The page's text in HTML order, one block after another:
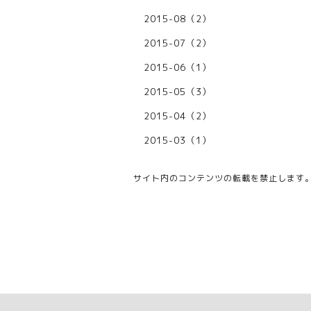
2015-08（2）
2015-07（2）
2015-06（1）
2015-05（3）
2015-04（2）
2015-03（1）
サイト内のコンテンツの転載を禁止します。